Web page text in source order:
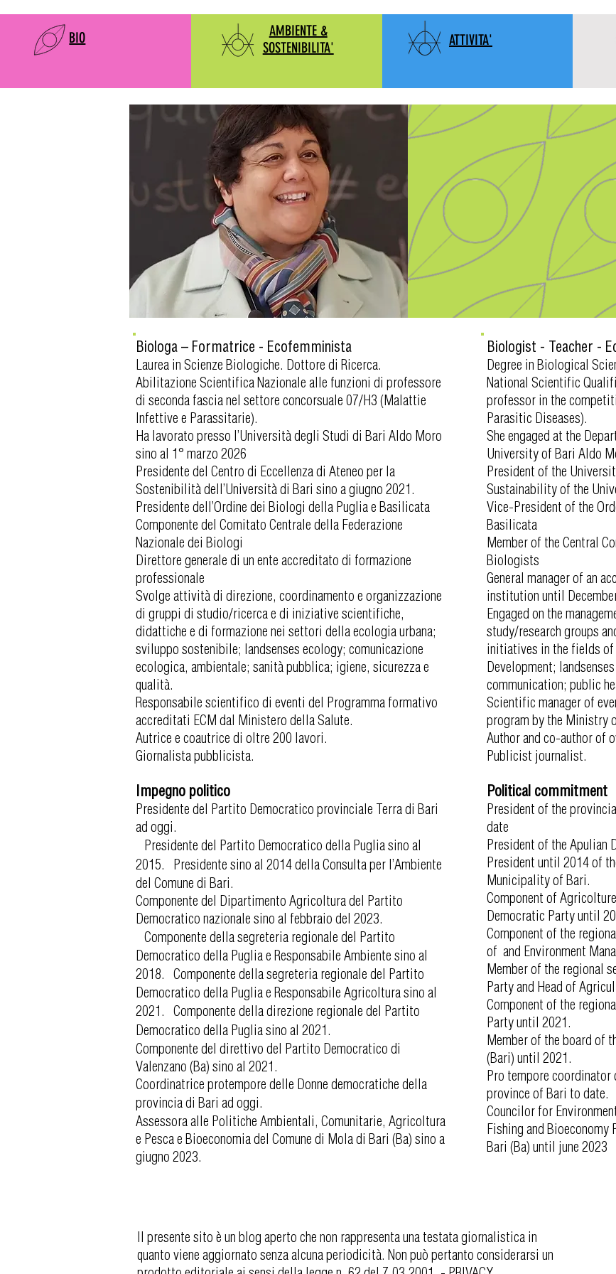
BIO
AMBIENTE &
SOSTENIBILITA'
ATTIVITA'
Biologa – Formatrice - Ecofemminista
Laurea in Scienze Biologiche. Dottore di Ricerca.
Abilitazione Scientifica Nazionale alle funzioni di professore
di seconda fascia nel settore concorsuale 07/H3 (Malattie
Infettive e Parassitarie).
Ha lavorato presso l’Università degli Studi di Bari Aldo Moro
sino al 1° marzo 2026
Presidente del Centro di Eccellenza di Ateneo per la
Sostenibilità dell’Università di Bari sino a giugno 2021.
Presidente dell’Ordine dei Biologi della Puglia e Basilicata
Componente del Comitato Centrale della Federazione
Nazionale dei Biologi
Direttore generale di un ente accreditato di formazione
professionale
Svolge attività di direzione, coordinamento e organizzazione
di gruppi di studio/ricerca e di iniziative scientifiche,
didattiche e di formazione nei settori della ecologia urbana;
sviluppo sostenibile; landsenses ecology; comunicazione
ecologica, ambientale; sanità pubblica; igiene, sicurezza e
qualità.
Responsabile scientifico di eventi del Programma formativo
accreditati ECM dal Ministero della Salute.
Autrice e coautrice di oltre 200 lavori.
Giornalista pubblicista.
Impegno politico
Presidente del Partito Democratico provinciale Terra di Bari
ad oggi.
Presidente del Partito Democratico della Puglia sino al
2015. Presidente sino al 2014 della Consulta per l’Ambiente
del Comune di Bari.
Componente del Dipartimento Agricoltura del Partito
Democratico nazionale sino al febbraio del 2023.
Componente della segreteria regionale del Partito
Democratico della Puglia e Responsabile Ambiente sino al
2018. Componente della segreteria regionale del Partito
Democratico della Puglia e Responsabile Agricoltura sino al
2021. Componente della direzione regionale del Partito
Democratico della Puglia sino al 2021.
Componente del direttivo del Partito Democratico di
Valenzano (Ba) sino al 2021.
Coordinatrice protempore delle Donne democratiche della
provincia di Bari ad oggi.
Assessora alle Politiche Ambientali, Comunitarie, Agricoltura
e Pesca e Bioeconomia del Comune di Mola di Bari (Ba) sino a
giugno 2023.
Biologist - Teacher -
Degree in Biological
National Scientific
professor in the
Parasitic Diseases).
She engaged at the
University of Bari Aldo
President of the
Sustainability of the
Vice-President of the
Basilicata
Member of the Central
Biologists
General manager of an
institution until
Engaged on the
study/research groups
initiatives in the fields of
Development;
communication; public
Scientific manager of
program by the Ministry
Author and co-author of
Publicist journalist.
Political commitment
President of the
date
President of the Apulian
President until 2014 of
Municipality of Bari.
Component of
Democratic Party until
Component of the
of and Environment
Member of the regional
Party and Head of
Component of the
Party until 2021.
Member of the board of
(Bari) until 2021.
Pro tempore coordinator
province of Bari to date.
Councilor for
Fishing and
Bari (Ba) until june 2023
Il presente sito è un blog aperto che non rappresenta una testata giornalistica in
quanto viene aggiornato senza alcuna periodicità. Non può pertanto considerarsi un